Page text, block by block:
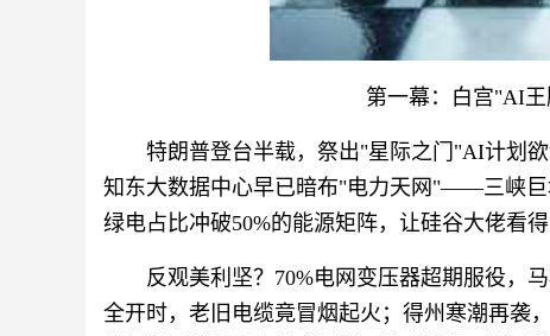
第一幕：白宫"AI
特朗普登台半载，祭出"星际之门"AI计划
知东大数据中心早已暗布"电力天网"——三峡巨
绿电占比冲破50%的能源矩阵，让硅谷大佬看得
反观美利坚？70%电网变压器超期服役，
全开时，老旧电缆竟冒烟起火；得州寒潮再袭